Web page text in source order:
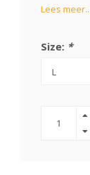
Lees meer..
Size: *